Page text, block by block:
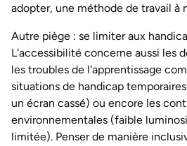
adopter, une méthode de travail à
Autre piège : se limiter aux
L'accessibilité concerne aussi les
les troubles de l'apprentissage
situations de handicap
un écran cassé) ou encore les
environnementales (faible
limitée). Penser de manière